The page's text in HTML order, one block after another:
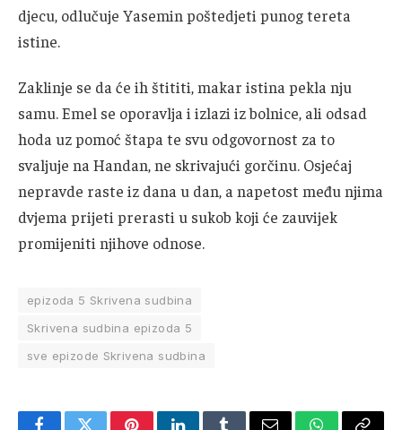
djecu, odlučuje Yasemin poštedjeti punog tereta
istine.
Zaklinje se da će ih štititi, makar istina pekla nju
samu. Emel se oporavlja i izlazi iz bolnice, ali odsad
hoda uz pomoć štapa te svu odgovornost za to
svaljuje na Handan, ne skrivajući gorčinu. Osjećaj
nepravde raste iz dana u dan, a napetost među njima
dvjema prijeti prerasti u sukob koji će zauvijek
promijeniti njihove odnose.
epizoda 5 Skrivena sudbina
Skrivena sudbina epizoda 5
sve epizode Skrivena sudbina